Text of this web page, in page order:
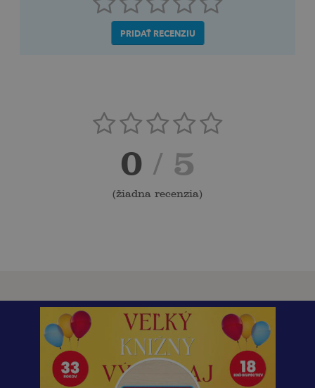
PRIDAŤ RECENZIU
0 / 5
(žiadna recenzia)